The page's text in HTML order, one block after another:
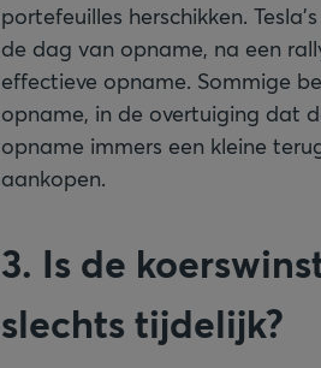
portefeuilles herschikken.
de dag van opname, na een
effectieve opname. Sommige
opname, in de overtuiging dat
opname immers een kleine
aankopen.
3. Is de
slechts tijdelijk?